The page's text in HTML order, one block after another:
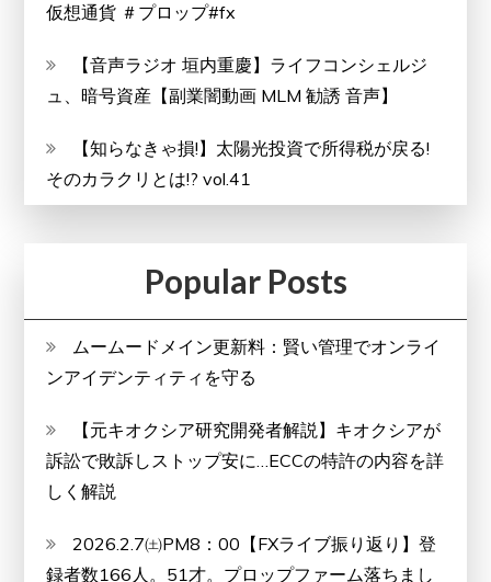
つ
ま
仮想通貨 ＃プロップ#fx
【音声ラジオ 垣内重慶】ライフコンシェルジ
ュ、暗号資産【副業闇動画 MLM 勧誘 音声】
【知らなきゃ損!】太陽光投資で所得税が戻る!
そのカラクリとは!? vol.41
Popular Posts
ムームードメイン更新料：賢い管理でオンライ
ンアイデンティティを守る
【元キオクシア研究開発者解説】キオクシアが
訴訟で敗訴しストップ安に…ECCの特許の内容を詳
しく解説
2026.2.7㈯PM8：00【FXライブ振り返り】登
録者数166人。51才。プロップファーム落ちまし